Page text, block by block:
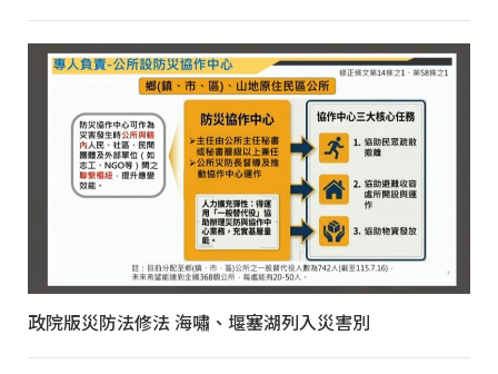
政院版災防法修法 海嘯、堰塞湖列入災害別